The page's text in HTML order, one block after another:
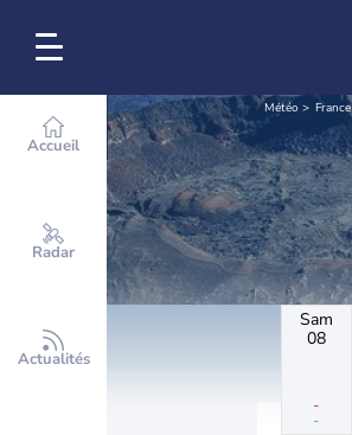
Accueil
Radar
Actualités
Météo France
Sam
08
-
-